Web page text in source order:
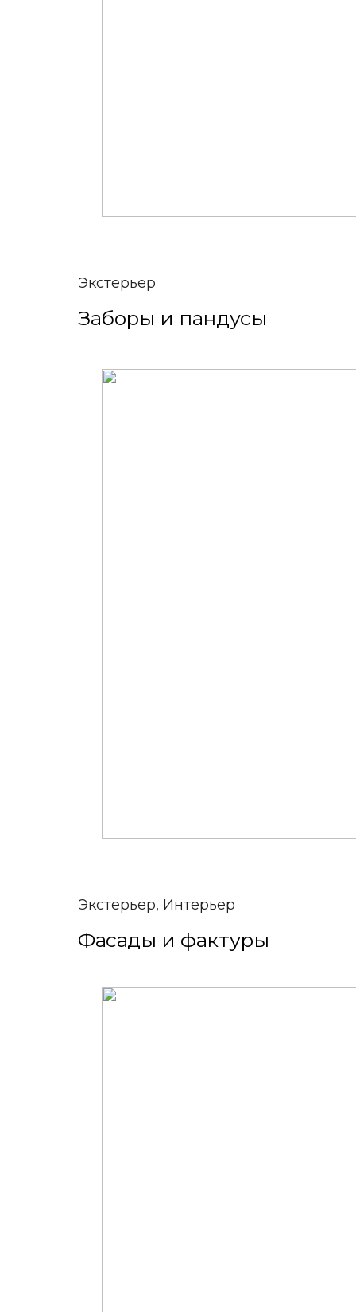
Экстерьер
Заборы и пандусы
Экстерьер, Интерьер
Фасады и фактуры